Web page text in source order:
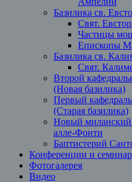
Базилика св.
Свят.
Частицы
Епископы
Базилика св.
Свят.
Второй
(Новая базилика)
Первый
(Старая базилика)
Новый
алле-Фонти
Баптистерий
Конференции и
Фотогалерея
Видео